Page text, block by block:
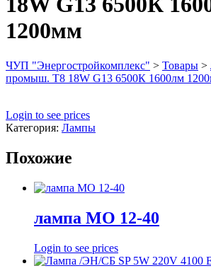
1200мм
ЧУП "Энергостройкомплекс" > Товары >
промыш. T8 18W G13 6500К 1600лм
Login to see prices
Категория: Лампы
Похожие
лампа МО 12-40
Login to see prices